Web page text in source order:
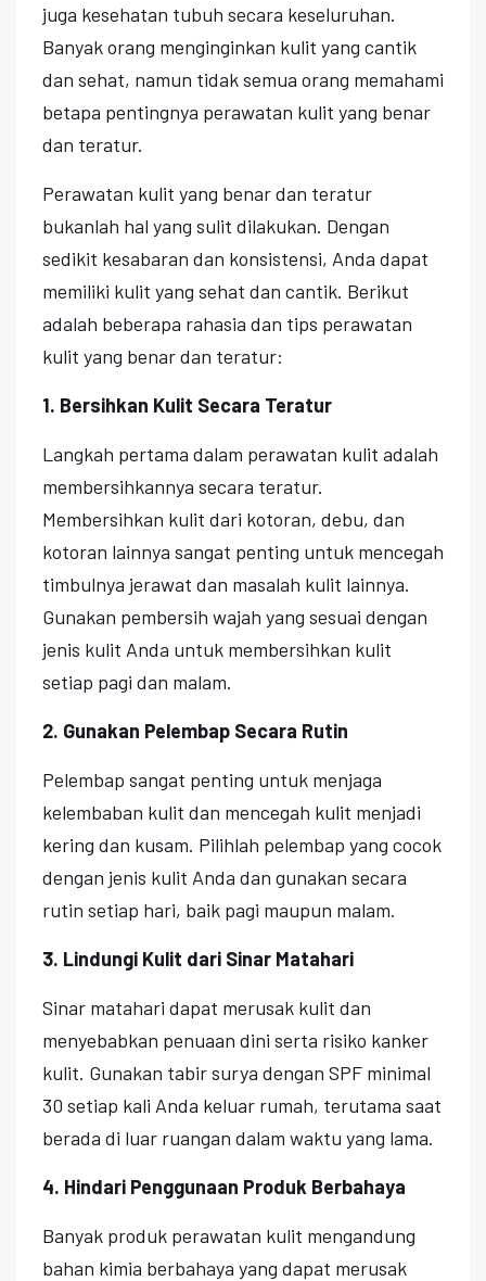
juga kesehatan tubuh secara keseluruhan.
Banyak orang menginginkan kulit yang cantik
dan sehat, namun tidak semua orang memahami
betapa pentingnya perawatan kulit yang benar
dan teratur.
Perawatan kulit yang benar dan teratur
bukanlah hal yang sulit dilakukan. Dengan
sedikit kesabaran dan konsistensi, Anda dapat
memiliki kulit yang sehat dan cantik. Berikut
adalah beberapa rahasia dan tips perawatan
kulit yang benar dan teratur:
1. Bersihkan Kulit Secara Teratur
Langkah pertama dalam perawatan kulit adalah
membersihkannya secara teratur.
Membersihkan kulit dari kotoran, debu, dan
kotoran lainnya sangat penting untuk mencegah
timbulnya jerawat dan masalah kulit lainnya.
Gunakan pembersih wajah yang sesuai dengan
jenis kulit Anda untuk membersihkan kulit
setiap pagi dan malam.
2. Gunakan Pelembap Secara Rutin
Pelembap sangat penting untuk menjaga
kelembaban kulit dan mencegah kulit menjadi
kering dan kusam. Pilihlah pelembap yang cocok
dengan jenis kulit Anda dan gunakan secara
rutin setiap hari, baik pagi maupun malam.
3. Lindungi Kulit dari Sinar Matahari
Sinar matahari dapat merusak kulit dan
menyebabkan penuaan dini serta risiko kanker
kulit. Gunakan tabir surya dengan SPF minimal
30 setiap kali Anda keluar rumah, terutama saat
berada di luar ruangan dalam waktu yang lama.
4. Hindari Penggunaan Produk Berbahaya
Banyak produk perawatan kulit mengandung
bahan kimia berbahaya yang dapat merusak